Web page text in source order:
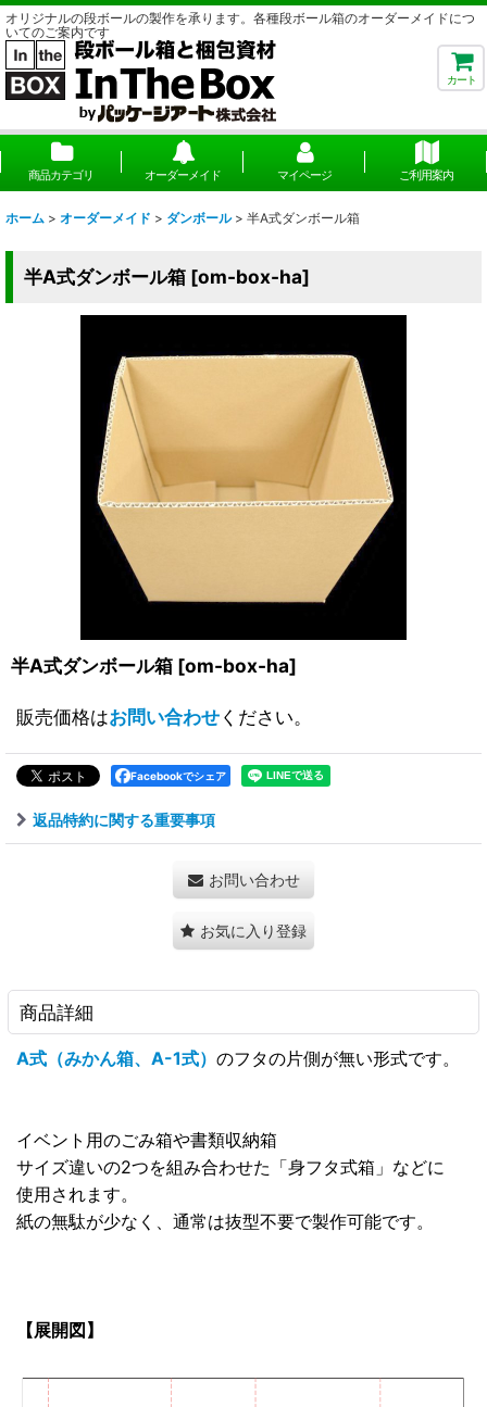
オリジナルの段ボールの製作を承ります。各種段ボール箱のオーダーメイドにつ
いてのご案内です
カート
商品カテゴリ オーダーメイド マイページ ご利用案内
ホーム > オーダーメイド > ダンボール > 半A式ダンボール箱
半A式ダンボール箱 [om-box-ha]
半A式ダンボール箱 [om-box-ha]
販売価格はお問い合わせください。
Facebookでシェア
返品特約に関する重要事項
お問い合わせ
お気に入り登録
商品詳細
A式（みかん箱、A-1式） のフタの片側が無い形式です。
イベント用のごみ箱や書類収納箱
サイズ違いの2つを組み合わせた「身フタ式箱」などに
使用されます。
紙の無駄が少なく、通常は抜型不要で製作可能です。
【展開図】